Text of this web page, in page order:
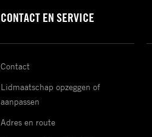
CONTACT EN SERVICE
Contact
Lidmaatschap opzeggen of
aanpassen
Adres en route